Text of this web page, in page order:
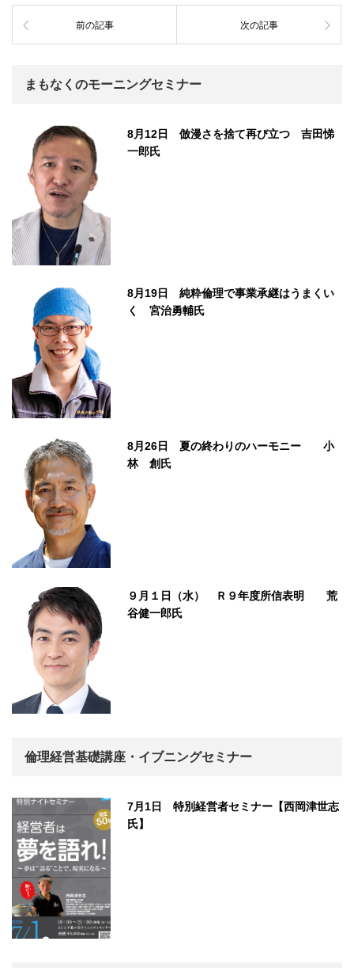
前の記事 次の記事
まもなくのモーニングセミナー
8月12日 倣漫さを捨て再び立つ 吉田悌
一郎氏
8月19日 純粋倫理で事業承継はうまくい
く 宮治勇輔氏
8月26日 夏の終わりのハーモニー 小
林 創氏
９月１日（水） Ｒ９年度所信表明 荒
谷健一郎氏
倫理経営基礎講座・イブニングセミナー
7月1日 特別経営者セミナー【西岡津世志
氏】